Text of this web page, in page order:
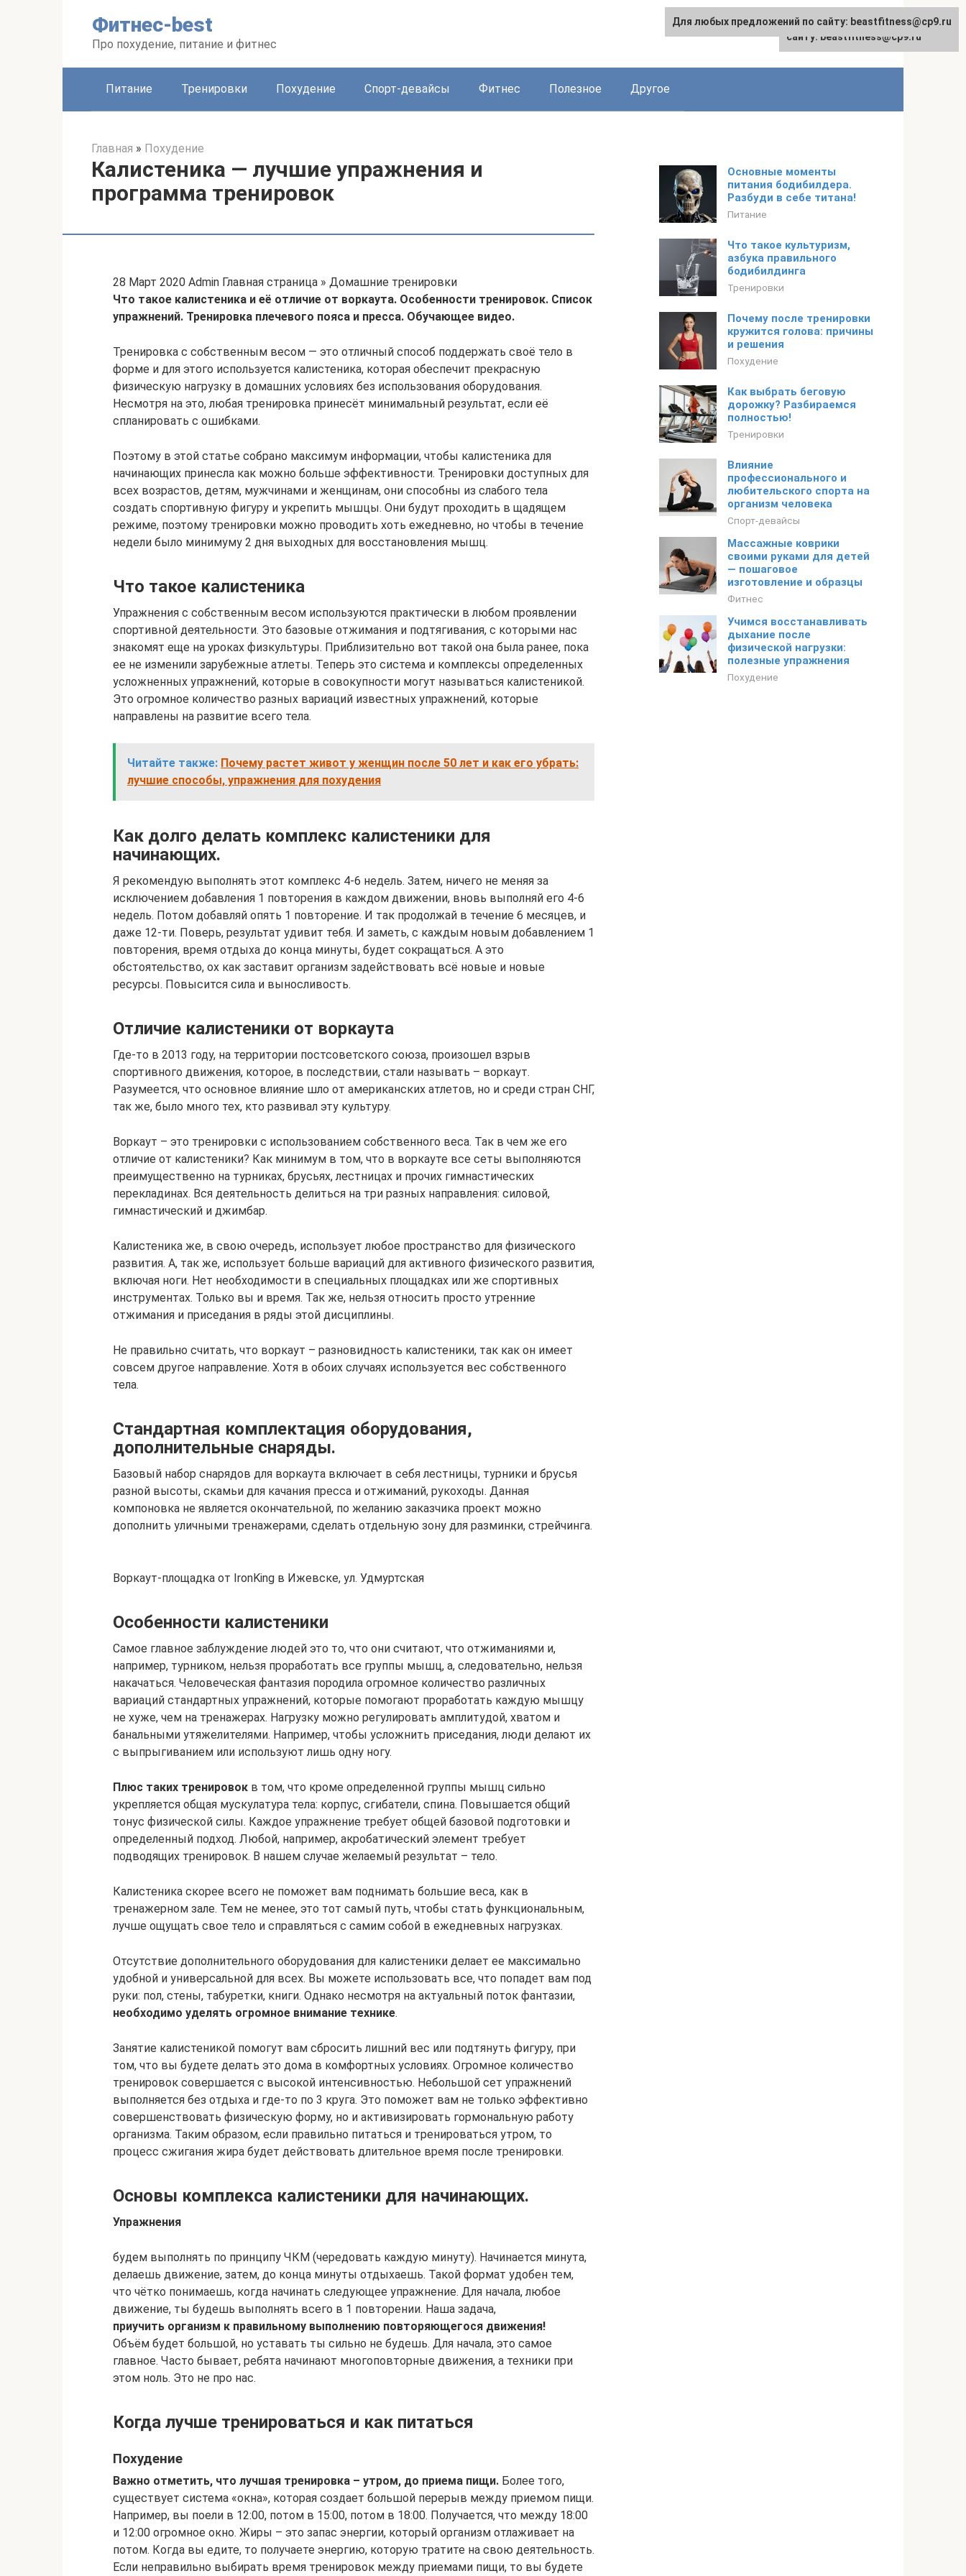
Фитнес-best
Про похудение, питание и фитнес
Питание Тренировки Похудение Спорт-девайсы Фитнес Полезное Другое
Главная » Похудение
Калистеника — лучшие упражнения и
программа тренировок
28 Март 2020 Admin Главная страница » Домашние тренировки
Что такое калистеника и её отличие от воркаута. Особенности тренировок. Список
упражнений. Тренировка плечевого пояса и пресса. Обучающее видео.
Тренировка с собственным весом — это отличный способ поддержать своё тело в
форме и для этого используется калистеника, которая обеспечит прекрасную
физическую нагрузку в домашних условиях без использования оборудования.
Несмотря на это, любая тренировка принесёт минимальный результат, если её
спланировать с ошибками.
Поэтому в этой статье собрано максимум информации, чтобы калистеника для
начинающих принесла как можно больше эффективности. Тренировки доступных для
всех возрастов, детям, мужчинами и женщинам, они способны из слабого тела
создать спортивную фигуру и укрепить мышцы. Они будут проходить в щадящем
режиме, поэтому тренировки можно проводить хоть ежедневно, но чтобы в течение
недели было минимуму 2 дня выходных для восстановления мышц.
Что такое калистеника
Упражнения с собственным весом используются практически в любом проявлении
спортивной деятельности. Это базовые отжимания и подтягивания, с которыми нас
знакомят еще на уроках физкультуры. Приблизительно вот такой она была ранее, пока
ее не изменили зарубежные атлеты. Теперь это система и комплексы определенных
усложненных упражнений, которые в совокупности могут называться калистеникой.
Это огромное количество разных вариаций известных упражнений, которые
направлены на развитие всего тела.
Читайте также: Почему растет живот у женщин после 50 лет и как его убрать:
лучшие способы, упражнения для похудения
Как долго делать комплекс калистеники для
начинающих.
Я рекомендую выполнять этот комплекс 4-6 недель. Затем, ничего не меняя за
исключением добавления 1 повторения в каждом движении, вновь выполняй его 4-6
недель. Потом добавляй опять 1 повторение. И так продолжай в течение 6 месяцев, и
даже 12-ти. Поверь, результат удивит тебя. И заметь, с каждым новым добавлением 1
повторения, время отдыха до конца минуты, будет сокращаться. А это
обстоятельство, ох как заставит организм задействовать всё новые и новые
ресурсы. Повысится сила и выносливость.
Отличие калистеники от воркаута
Где-то в 2013 году, на территории постсоветского союза, произошел взрыв
спортивного движения, которое, в последствии, стали называть – воркаут.
Разумеется, что основное влияние шло от американских атлетов, но и среди стран СНГ,
так же, было много тех, кто развивал эту культуру.
Воркаут – это тренировки с использованием собственного веса. Так в чем же его
отличие от калистеники? Как минимум в том, что в воркауте все сеты выполняются
преимущественно на турниках, брусьях, лестницах и прочих гимнастических
перекладинах. Вся деятельность делиться на три разных направления: силовой,
гимнастический и джимбар.
Калистеника же, в свою очередь, использует любое пространство для физического
развития. А, так же, использует больше вариаций для активного физического развития,
включая ноги. Нет необходимости в специальных площадках или же спортивных
инструментах. Только вы и время. Так же, нельзя относить просто утренние
отжимания и приседания в ряды этой дисциплины.
Не правильно считать, что воркаут – разновидность калистеники, так как он имеет
совсем другое направление. Хотя в обоих случаях используется вес собственного
тела.
Стандартная комплектация оборудования,
дополнительные снаряды.
Базовый набор снарядов для воркаута включает в себя лестницы, турники и брусья
разной высоты, скамьи для качания пресса и отжиманий, рукоходы. Данная
компоновка не является окончательной, по желанию заказчика проект можно
дополнить уличными тренажерами, сделать отдельную зону для разминки, стрейчинга.
Воркаут-площадка от IronKing в Ижевске, ул. Удмуртская
Особенности калистеники
Самое главное заблуждение людей это то, что они считают, что отжиманиями и,
например, турником, нельзя проработать все группы мышц, а, следовательно, нельзя
накачаться. Человеческая фантазия породила огромное количество различных
вариаций стандартных упражнений, которые помогают проработать каждую мышцу
не хуже, чем на тренажерах. Нагрузку можно регулировать амплитудой, хватом и
банальными утяжелителями. Например, чтобы усложнить приседания, люди делают их
с выпрыгиванием или используют лишь одну ногу.
Плюс таких тренировок в том, что кроме определенной группы мышц сильно
укрепляется общая мускулатура тела: корпус, сгибатели, спина. Повышается общий
тонус физической силы. Каждое упражнение требует общей базовой подготовки и
определенный подход. Любой, например, акробатический элемент требует
подводящих тренировок. В нашем случае желаемый результат – тело.
Калистеника скорее всего не поможет вам поднимать большие веса, как в
тренажерном зале. Тем не менее, это тот самый путь, чтобы стать функциональным,
лучше ощущать свое тело и справляться с самим собой в ежедневных нагрузках.
Отсутствие дополнительного оборудования для калистеники делает ее максимально
удобной и универсальной для всех. Вы можете использовать все, что попадет вам под
руки: пол, стены, табуретки, книги. Однако несмотря на актуальный поток фантазии,
необходимо уделять огромное внимание технике.
Занятие калистеникой помогут вам сбросить лишний вес или подтянуть фигуру, при
том, что вы будете делать это дома в комфортных условиях. Огромное количество
тренировок совершается с высокой интенсивностью. Небольшой сет упражнений
выполняется без отдыха и где-то по 3 круга. Это поможет вам не только эффективно
совершенствовать физическую форму, но и активизировать гормональную работу
организма. Таким образом, если правильно питаться и тренироваться утром, то
процесс сжигания жира будет действовать длительное время после тренировки.
Основы комплекса калистеники для начинающих.
Упражнения
будем выполнять по принципу ЧКМ (чередовать каждую минуту). Начинается минута,
делаешь движение, затем, до конца минуты отдыхаешь. Такой формат удобен тем,
что чётко понимаешь, когда начинать следующее упражнение. Для начала, любое
движение, ты будешь выполнять всего в 1 повторении. Наша задача,
приучить организм к правильному выполнению повторяющегося движения!
Объём будет большой, но уставать ты сильно не будешь. Для начала, это самое
главное. Часто бывает, ребята начинают многоповторные движения, а техники при
этом ноль. Это не про нас.
Когда лучше тренироваться и как питаться
Похудение
Важно отметить, что лучшая тренировка – утром, до приема пищи. Более того,
существует система «окна», которая создает большой перерыв между приемом пищи.
Например, вы поели в 12:00, потом в 15:00, потом в 18:00. Получается, что между 18:00
и 12:00 огромное окно. Жиры – это запас энергии, который организм отлаживает на
потом. Когда вы едите, то получаете энергию, которую тратите на свою деятельность.
Если неправильно выбирать время тренировок между приемами пищи, то вы будете
Основные моменты
питания бодибилдера.
Разбуди в себе титана!
Питание
Что такое культуризм,
азбука правильного
бодибилдинга
Тренировки
Почему после тренировки
кружится голова: причины
и решения
Похудение
Как выбрать беговую
дорожку? Разбираемся
полностью!
Тренировки
Влияние
профессионального и
любительского спорта на
организм человека
Спорт-девайсы
Массажные коврики
своими руками для детей
— пошаговое
изготовление и образцы
Фитнес
Учимся восстанавливать
дыхание после
физической нагрузки:
полезные упражнения
Похудение
Для любых предложений по
сайту: beastfitness@cp9.ru
Для любых предложений по сайту: beastfitness@cp9.ru